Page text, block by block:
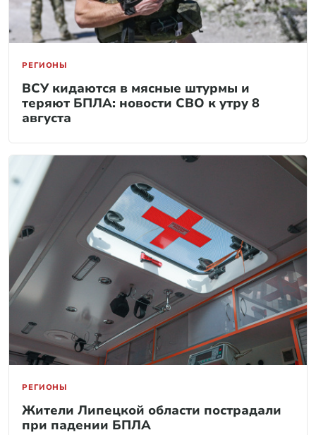
РЕГИОНЫ
ВСУ кидаются в мясные штурмы и
теряют БПЛА: новости СВО к утру 8
августа
РЕГИОНЫ
Жители Липецкой области пострадали
при падении БПЛА